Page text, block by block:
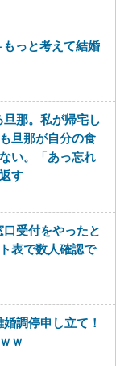
っと考えて結婚
那。私が帰宅し
旦那が自分の食
い。「あっ忘れ
す
受付をやったと
表で数人確認で
調停申し立て！
ｗ